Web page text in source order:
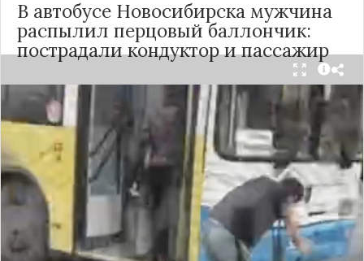
В автобусе Новосибирска мужчина
распылил перцовый баллончик:
пострадали кондуктор и пассажир
Вечером 24 сентября в салоне автобуса маршрута
№18 в Новосибирске произошёл инцидент с
применением перцового баллончика. Как
сообщили очевидцы в
Telegram-канале
«Инцидент Новосибирск», неизвестный
мужчина с бородой сначала вступил в перепалку
с кондуктором, затем поссорился с другими
пассажирами. В ходе конфликта он достал
газовый баллончик и распылил его в салоне.